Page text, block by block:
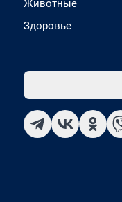
Животные
Здоровье